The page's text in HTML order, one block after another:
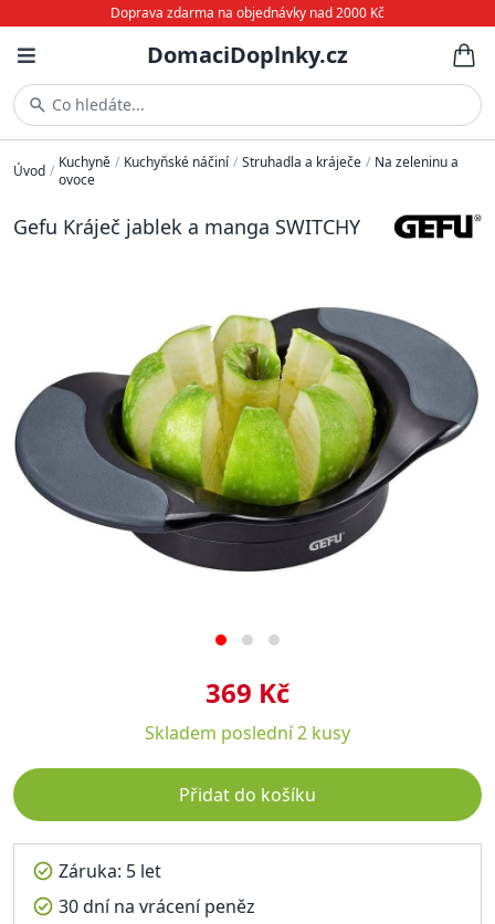
Doprava zdarma na objednávky nad 2000 Kč
DomaciDoplnky.cz
Co hledáte...
Úvod / Kuchyně / Kuchyňské náčiní / Struhadla a kráječe / Na zeleninu a
ovoce
Gefu Kráječ jablek a manga SWITCHY
369 Kč
Skladem poslední 2 kusy
Přidat do košíku
Záruka: 5 let
30 dní na vrácení peněz